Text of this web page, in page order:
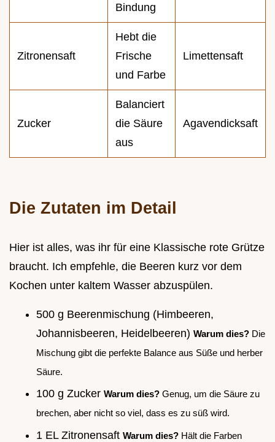
Bindung
Zitronensaft
Hebt die
Frische
und Farbe
Limettensaft
Zucker
Balanciert
die Säure
aus
Agavendicksaft
Die Zutaten im Detail
Hier ist alles, was ihr für eine Klassische rote Grütze
braucht. Ich empfehle, die Beeren kurz vor dem
Kochen unter kaltem Wasser abzuspülen.
500 g Beerenmischung (Himbeeren,
Johannisbeeren, Heidelbeeren) Warum dies? Die
Mischung gibt die perfekte Balance aus Süße und herber
Säure.
100 g Zucker Warum dies? Genug, um die Säure zu
brechen, aber nicht so viel, dass es zu süß wird.
1 EL Zitronensaft Warum dies? Hält die Farben